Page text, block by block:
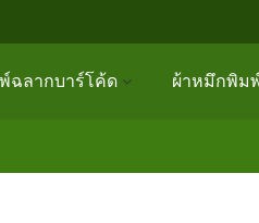
ฉลากบาร์โค้ด ผ้าหมึกพิม